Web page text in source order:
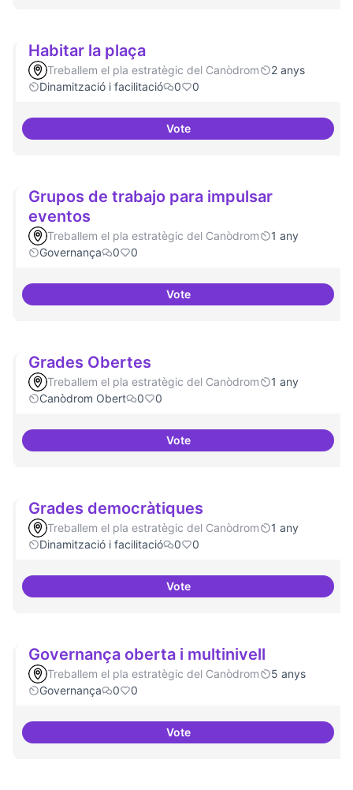
Habitar la plaça
Treballem el pla estratègic del Canòdrom
2 anys
Dinamització i facilitació
0 0
VoteHabitar la plaça
Grupos de trabajo para impulsar
eventos
Treballem el pla estratègic del Canòdrom
1 any
Governança
0 0
VoteGrupos de trabajo para
Grades Obertes
Treballem el pla estratègic del Canòdrom
1 any
Canòdrom Obert
0 0
VoteGrades Obertes
Grades democràtiques
Treballem el pla estratègic del Canòdrom
1 any
Dinamització i facilitació
0 0
VoteGrades democràtiques
Governança oberta i multinivell
Treballem el pla estratègic del Canòdrom
5 anys
Governança
0 0
VoteGovernança oberta i multinivell